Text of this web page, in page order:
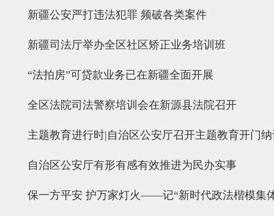
新疆公安严打违法犯罪 频破各类案件
新疆司法厅举办全区社区矫正业务培训班
“法拍房”可贷款业务已在新疆全面开展
全区法院司法警察培训会在新源县法院召开
主题教育进行时|自治区公安厅召开主题教育开门
自治区公安厅有形有感有效推进为民办实事
保一方平安 护万家灯火——记“新时代政法楷模集